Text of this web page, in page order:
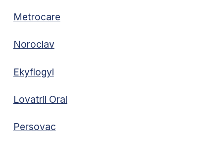
Metrocare
Noroclav
Ekyflogyl
Lovatril Oral
Persovac